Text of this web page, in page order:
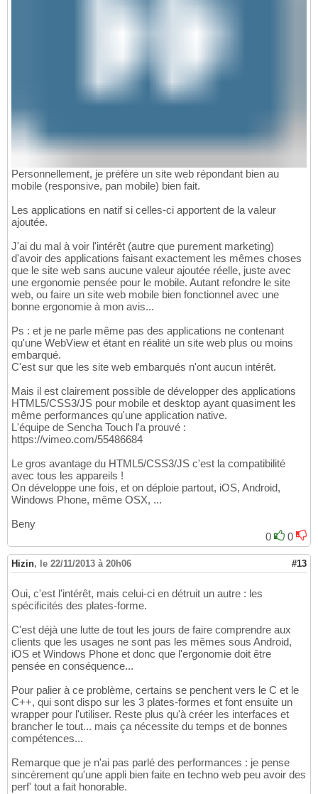
Personnellement, je préfère un site web répondant bien au
mobile (responsive, pan mobile) bien fait.
Les applications en natif si celles-ci apportent de la valeur
ajoutée.
J'ai du mal à voir l'intérêt (autre que purement marketing)
d'avoir des applications faisant exactement les mêmes choses
que le site web sans aucune valeur ajoutée réelle, juste avec
une ergonomie pensée pour le mobile. Autant refondre le site
web, ou faire un site web mobile bien fonctionnel avec une
bonne ergonomie à mon avis...
Ps : et je ne parle même pas des applications ne contenant
qu'une WebView et étant en réalité un site web plus ou moins
embarqué.
C'est sur que les site web embarqués n'ont aucun intérêt.
Mais il est clairement possible de développer des applications
HTML5/CSS3/JS pour mobile et desktop ayant quasiment les
même performances qu'une application native.
L'équipe de Sencha Touch l'a prouvé :
https://vimeo.com/55486684
Le gros avantage du HTML5/CSS3/JS c'est la compatibilité
avec tous les appareils !
On développe une fois, et on déploie partout, iOS, Android,
Windows Phone, même OSX, ...
Beny
0
0
Hizin, le 22/11/2013 à 20h06 #13
Oui, c'est l'intérêt, mais celui-ci en détruit un autre : les
spécificités des plates-forme.
C'est déjà une lutte de tout les jours de faire comprendre aux
clients que les usages ne sont pas les mêmes sous Android,
iOS et Windows Phone et donc que l'ergonomie doit être
pensée en conséquence...
Pour palier à ce problème, certains se penchent vers le C et le
C++, qui sont dispo sur les 3 plates-formes et font ensuite un
wrapper pour l'utiliser. Reste plus qu'à créer les interfaces et
brancher le tout... mais ça nécessite du temps et de bonnes
compétences...
Remarque que je n'ai pas parlé des performances : je pense
sincèrement qu'une appli bien faite en techno web peu avoir des
perf' tout a fait honorable.